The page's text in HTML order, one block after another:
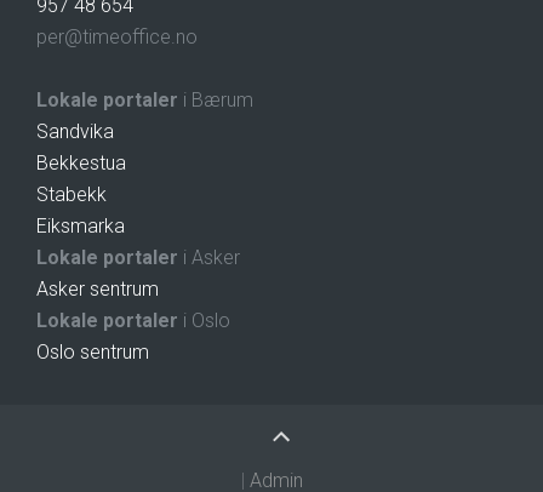
957 48 654
per@timeoffice.no
Lokale portaler i Bærum
Sandvika
Bekkestua
Stabekk
Eiksmarka
Lokale portaler i Asker
Asker sentrum
Lokale portaler i Oslo
Oslo sentrum
Admin